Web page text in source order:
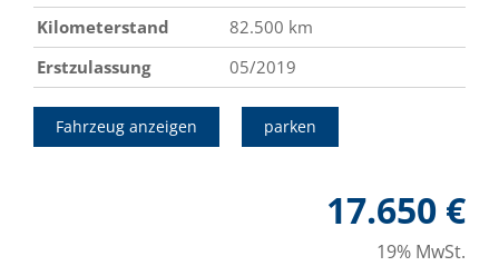
Kilometerstand
82.500 km
Erstzulassung
05/2019
Fahrzeug anzeigen parken
17.650 €
19% MwSt.